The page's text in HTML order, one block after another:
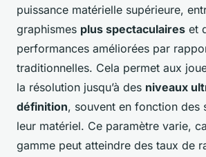
puissance matérielle supérieure,
graphismes plus spectaculaires et
performances améliorées par
traditionnelles. Cela permet aux
la résolution jusqu’à des niveaux
définition, souvent en fonction des
leur matériel. Ce paramètre varie,
gamme peut atteindre des taux de